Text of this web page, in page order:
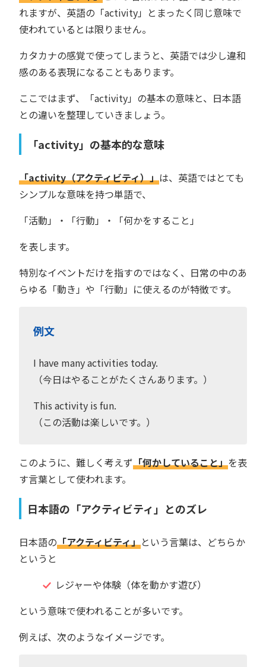
れますが、英語の「activity」とまったく同じ意味で
使われているとは限りません。
カタカナの感覚で使ってしまうと、英語では少し違和
感のある表現になることもあります。
ここではまず、「activity」の基本の意味と、日本語
との違いを整理していきましょう。
「activity」の基本的な意味
「activity（アクティビティ）」は、英語ではとても
シンプルな意味を持つ単語で、
「活動」・「行動」・「何かをすること」
を表します。
特別なイベントだけを指すのではなく、日常の中のあ
らゆる「動き」や「行動」に使えるのが特徴です。
例文
I have many activities today.
（今日はやることがたくさんあります。）
This activity is fun.
（この活動は楽しいです。）
このように、難しく考えず「何かしていること」を表
す言葉として使われます。
日本語の「アクティビティ」とのズレ
日本語の「アクティビティ」という言葉は、どちらか
というと
レジャーや体験（体を動かす遊び）
という意味で使われることが多いです。
例えば、次のようなイメージです。